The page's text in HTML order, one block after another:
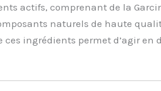
actifs, comprenant de la
naturels de haute
ingrédients permet d’agir en